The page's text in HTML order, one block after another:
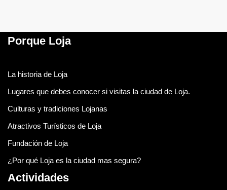
Porque Loja
La historia de Loja
Lugares que debes conocer si visitas la ciudad de Loja.
Culturas y tradiciones Lojanas
Atractivos Turísticos de Loja
Fundación de Loja
¿Por qué Loja es la ciudad mas segura?
Actividades